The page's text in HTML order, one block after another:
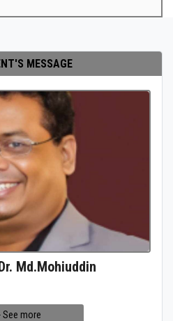
MESSAGE
Md.Mohiuddin
See more